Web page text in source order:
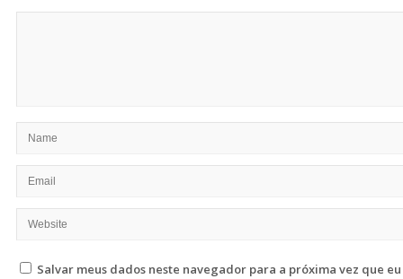
Salvar meus dados neste navegador para a próxima vez que